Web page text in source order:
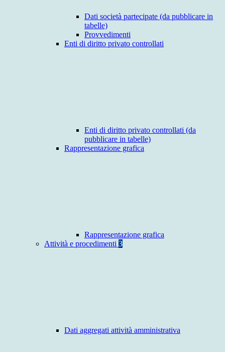
Dati società partecipate (da pubblicare in
tabelle)
Provvedimenti
Enti di diritto privato controllati
Enti di diritto privato controllati (da
pubblicare in tabelle)
Rappresentazione grafica
Rappresentazione grafica
Attività e procedimenti 3
Dati aggregati attività amministrativa